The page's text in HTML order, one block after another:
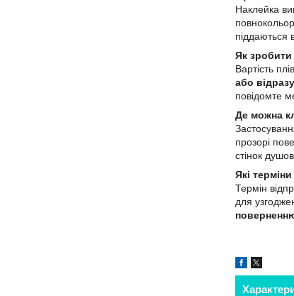
Наклейка
піддаються
Як зробити
Вартість
або
повідомте
Де можна
прозорі
стінок
Які
Термін
для